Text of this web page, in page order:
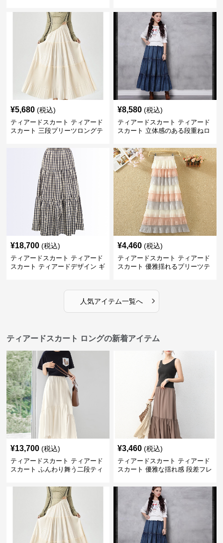
¥5,680 (税込)
ティアードスカート ティアード
スカート 三段プリーツロングテ
¥8,580 (税込)
ティアードスカート ティアード
スカート 立体感のある段重ねロ
¥18,700 (税込)
ティアードスカート ティアード
スカート ティアードデザイン ギ
¥4,460 (税込)
ティアードスカート ティアード
スカート 優雅揺れるプリーツテ
人気アイテム一覧へ ›
ティアードスカート ロングの新着アイテム
¥13,700 (税込)
ティアードスカート ティアード
スカート ふんわり舞う二段ティ
¥3,460 (税込)
ティアードスカート ティアード
スカート 優雅な揺れ感 段差フレ